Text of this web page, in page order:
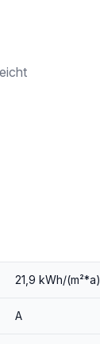
21,9 kWh/(m²*a)
A